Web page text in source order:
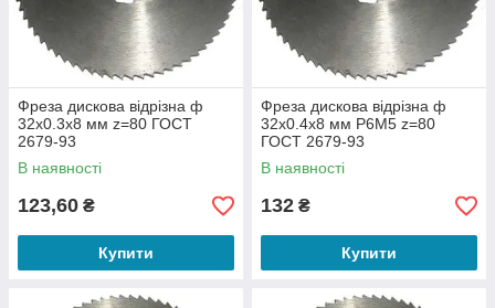
Фреза дискова відрізна ф
32х0.3х8 мм z=80 ГОСТ
2679-93
В наявності
123,60 ₴
Купити
Фреза дискова відрізна ф
32х0.4х8 мм Р6М5 z=80
ГОСТ 2679-93
В наявності
132 ₴
Купити